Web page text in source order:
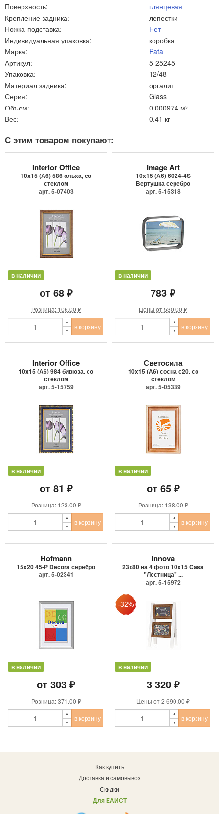
Поверхность:
глянцевая
Крепление задника:
лепестки
Ножка-подставка:
Нет
Индивидуальная упаковка:
коробка
Марка:
Pata
Артикул:
5-25245
Упаковка:
12/48
Материал задника:
оргалит
Серия:
Glass
Объем:
0.000974 м³
Вес:
0.41 кг
С этим товаром покупают:
Interior Office
10x15 (А6) 586 ольха, со
стеклом
арт. 5-07403
в наличии
от 68 ₽
Розница: 106.00 ₽
в корзину
Image Art
10x15 (А6) 6024-4S
Вертушка серебро
арт. 5-15318
в наличии
783 ₽
Цены от 530.00 ₽
в корзину
Interior Office
10x15 (А6) 984 бирюза, со
стеклом
арт. 5-15759
в наличии
от 81 ₽
Розница: 123.00 ₽
в корзину
Светосила
10x15 (А6) сосна с20, со
стеклом
арт. 5-05339
в наличии
от 65 ₽
Розница: 138.00 ₽
в корзину
Hofmann
15x20 45-P Decora серебро
арт. 5-02341
в наличии
от 303 ₽
Розница: 371.00 ₽
в корзину
Innova
23x80 на 4 фото 10x15 Casa
"Лестница" ...
арт. 5-15972
в наличии
3 320 ₽
Цены от 2 690.00 ₽
в корзину
Как купить
Доставка и самовывоз
Скидки
Для ЕАИСТ